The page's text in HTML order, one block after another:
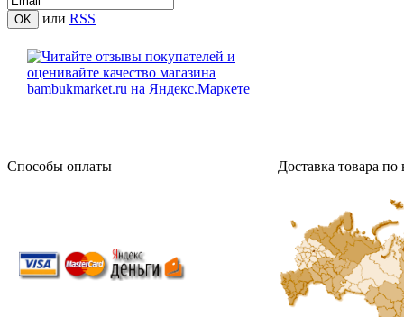
или RSS
Способы оплаты Доставка товара по